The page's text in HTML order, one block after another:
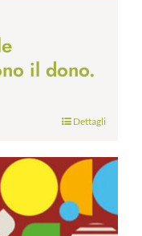
il dono.
Dettagli